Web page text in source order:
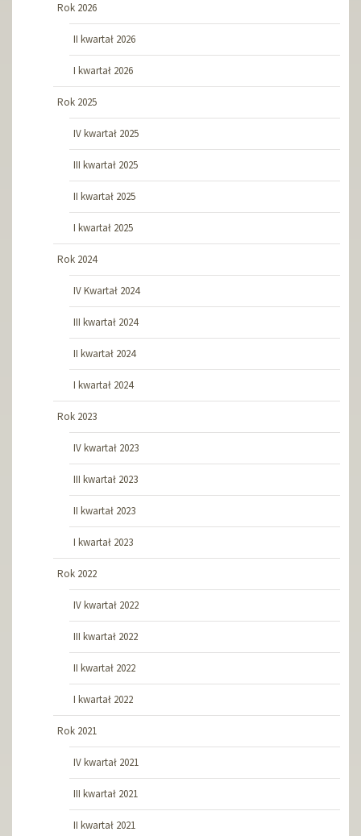
Rok 2026
II kwartał 2026
I kwartał 2026
Rok 2025
IV kwartał 2025
III kwartał 2025
II kwartał 2025
I kwartał 2025
Rok 2024
IV Kwartał 2024
III kwartał 2024
II kwartał 2024
I kwartał 2024
Rok 2023
IV kwartał 2023
III kwartał 2023
II kwartał 2023
I kwartał 2023
Rok 2022
IV kwartał 2022
III kwartał 2022
II kwartał 2022
I kwartał 2022
Rok 2021
IV kwartał 2021
III kwartał 2021
II kwartał 2021